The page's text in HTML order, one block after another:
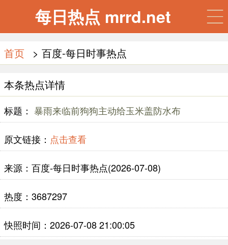
每日热点 mrrd.net
首页 > 百度-每日时事热点
本条热点详情
标题： 暴雨来临前狗狗主动给玉米盖防水布
原文链接： 点击查看
来源：百度-每日时事热点(2026-07-08)
热度：3687297
快照时间：2026-07-08 21:00:05